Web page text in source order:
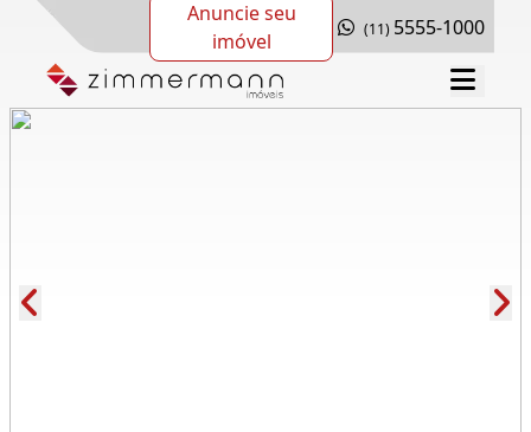
Anuncie seu
imóvel
(11) 5555-1000